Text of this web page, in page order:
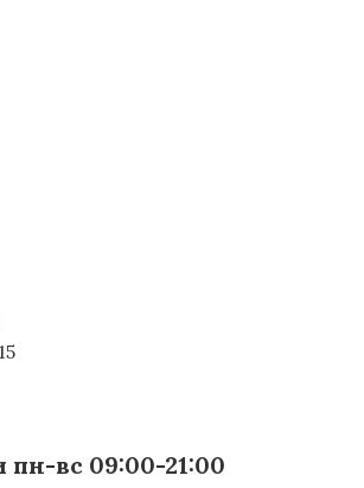
вс 09:00-21:00